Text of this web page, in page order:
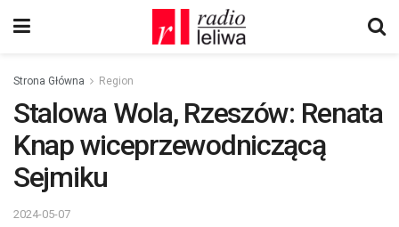
Strona Główna Region
Stalowa Wola, Rzeszów: Renata
Knap wiceprzewodniczącą
Sejmiku
2024-05-07